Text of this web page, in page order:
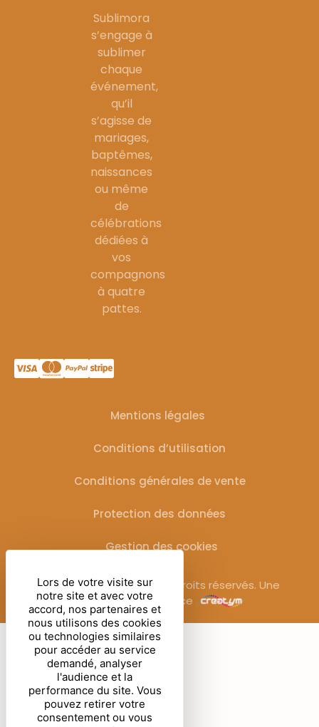
Sublimora
s’engage à
sublimer
chaque
événement,
qu’il
s’agisse de
mariages,
baptêmes,
naissances
ou même
de
célébrations
dédiées à
vos
compagnons
à quatre
pattes.
Mentions légales
Conditions d’utilisation
Conditions générales de vente
Protection des données
Gestion des cookies
© Sublimora – 2025. Tous droits réservés. Une
réalisation de l’agence
Lors de votre visite sur
notre site et avec votre
accord, nos partenaires et
nous utilisons des cookies
ou technologies similaires
pour accéder au service
demandé, analyser
l'audience et la
performance du site. Vous
pouvez retirer votre
consentement ou vous